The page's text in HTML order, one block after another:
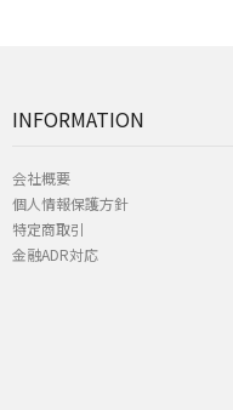
INFORMATION
会社概要
個人情報保護方針
特定商取引
金融ADR対応